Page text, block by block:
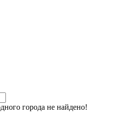
города не найдено!